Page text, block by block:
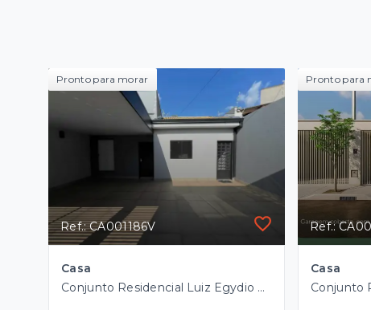
Pronto para morar
Ref.: CA001186V
Casa
Conjunto Residencial Luiz Egydio de Cerqueira César - Marília/SP
Pronto para
Ref.:
Casa